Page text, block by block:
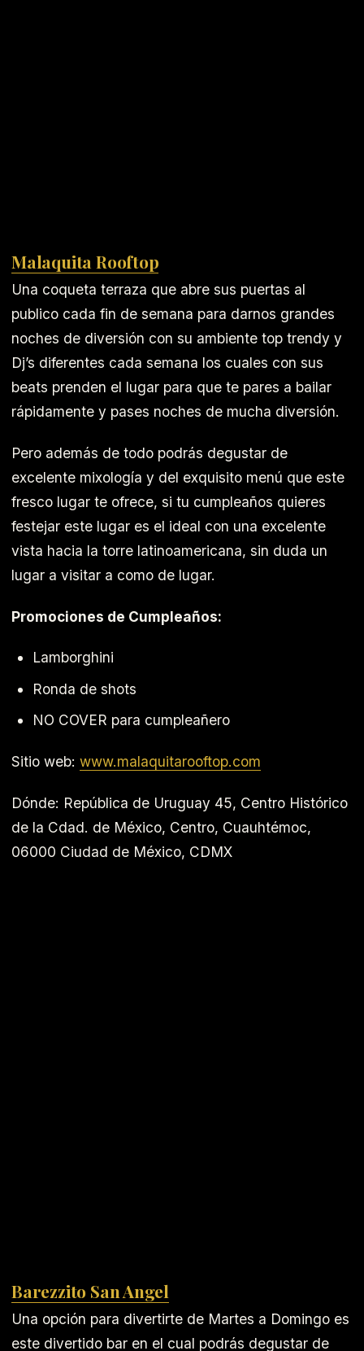
Malaquita Rooftop
Una coqueta terraza que abre sus puertas al
publico cada fin de semana para darnos grandes
noches de diversión con su ambiente top trendy y
Dj’s diferentes cada semana los cuales con sus
beats prenden el lugar para que te pares a bailar
rápidamente y pases noches de mucha diversión.
Pero además de todo podrás degustar de
excelente mixología y del exquisito menú que este
fresco lugar te ofrece, si tu cumpleaños quieres
festejar este lugar es el ideal con una excelente
vista hacia la torre latinoamericana, sin duda un
lugar a visitar a como de lugar.
Promociones de Cumpleaños:
Lamborghini
Ronda de shots
NO COVER para cumpleañero
Sitio web: www.malaquitarooftop.com
Dónde: República de Uruguay 45, Centro Histórico
de la Cdad. de México, Centro, Cuauhtémoc,
06000 Ciudad de México, CDMX
Barezzito San Angel
Una opción para divertirte de Martes a Domingo es
este divertido bar en el cual podrás degustar de